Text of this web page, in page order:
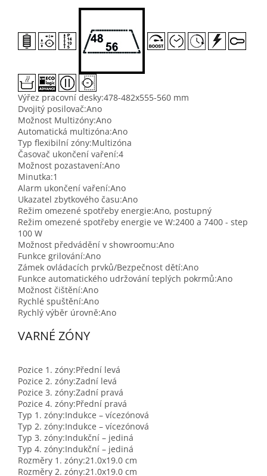
Výřez pracovní desky:478-482x555-560 mm
Dvojitý posilovač:Ano
Možnost Multizóny:Ano
Automatická multizóna:Ano
Typ flexibilní zóny:Multizóna
Časovač ukončení vaření:4
Možnost pozastavení:Ano
Minutka:1
Alarm ukončení vaření:Ano
Ukazatel zbytkového času:Ano
Režim omezené spotřeby energie:Ano, postupný
Režim omezené spotřeby energie ve W:2400 a 7400 - step
100 W
Možnost předvádění v showroomu:Ano
Funkce grilování:Ano
Zámek ovládacích prvků/Bezpečnost dětí:Ano
Funkce automatického udržování teplých pokrmů:Ano
Možnost čištění:Ano
Rychlé spuštění:Ano
Rychlý výběr úrovně:Ano
VARNÉ ZÓNY
Pozice 1. zóny:Přední levá
Pozice 2. zóny:Zadní levá
Pozice 3. zóny:Zadní pravá
Pozice 4. zóny:Přední pravá
Typ 1. zóny:Indukce – vícezónová
Typ 2. zóny:Indukce – vícezónová
Typ 3. zóny:Indukční – jediná
Typ 4. zóny:Indukční – jediná
Rozměry 1. zóny:21.0x19.0 cm
Rozměry 2. zóny:21.0x19.0 cm